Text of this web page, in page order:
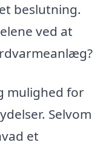
beslutning.
ved at
mulighed for
Selvom
et